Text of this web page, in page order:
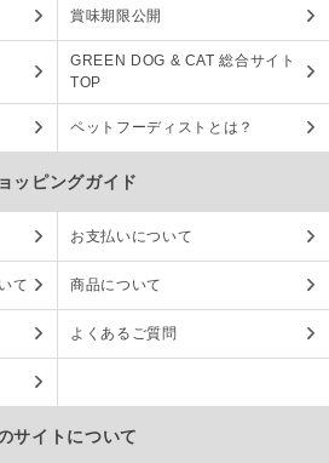
賞味期限公開
GREEN DOG & CAT 総合サイト
TOP
ペットフーディストとは？
ッピングガイド
お支払いについて
て 商品について
よくあるご質問
サイトについて